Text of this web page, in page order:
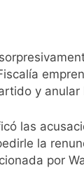
y
las
la
por